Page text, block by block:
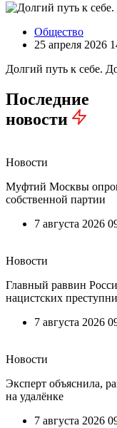
Общество
25 апреля 2026
Долгий путь к себе.
Последние
новости
Новости
Муфтий Москвы
собственной партии
7 августа 2026
Новости
Главный раввин
нацистских
7 августа 2026
Новости
Эксперт объяснила,
на удалёнке
7 августа 2026